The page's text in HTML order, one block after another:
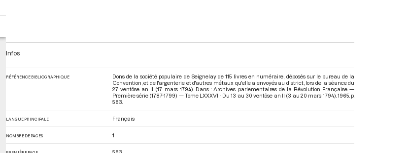
Infos
RÉFÉRENCE BIBLIOGRAPHIQUE
Dons de la société populaire de Seignelay de 115 livres en numéraire, déposés sur le bureau de la
Convention, et de l'argenterie et d'autres métaux qu'elle a envoyés au district, lors de la séance du
27 ventôse an II (17 mars 1794). Dans : Archives parlementaires de la Révolution Française —
Première série (1787-1799) — Tome LXXXVI - Du 13 au 30 ventôse an II (3 au 20 mars 1794) . 1965. p.
583.
LANGUE PRINCIPALE Français
NOMBRE DE PAGES 1
PREMIÈRE PAGE 583